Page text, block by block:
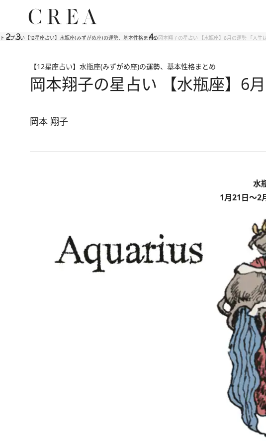
トップ占い 【12星座占い】水瓶座(みずがめ座)の運勢、基本性格まとめ 岡本翔子の星占い 【水瓶座】6月の運勢 「人生
【12星座占い】水瓶座(みずがめ座)の運勢、基本性格まとめ
岡本翔子の星占い 【水瓶座】6
岡本 翔子
水
1月21日～2